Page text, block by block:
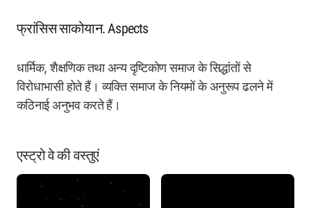
फ्रांसिस साकोयान. Aspects
धार्मिक, शैक्षणिक तथा अन्य दृष्टिकोण समाज के सिद्धांतों से
विरोधाभासी होते हैं। व्यक्ति समाज के नियमों के अनुरूप ढलने में
कठिनाई अनुभव करते हैं।
एस्ट्रो वे की वस्तुएं